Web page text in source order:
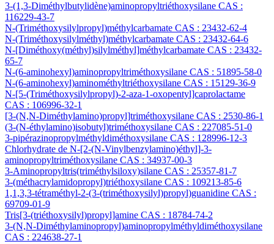
3-(1,3-Diméthylbutylidène)aminopropyltriéthoxysilane CAS :
116229-43-7
N-(Triméthoxysilylpropyl)méthylcarbamate CAS : 23432-62-4
N-(Triméthoxysilylméthyl)méthylcarbamate CAS : 23432-64-6
N-[Diméthoxy(méthyl)silylméthyl]méthylcarbamate CAS : 23432-
65-7
N-(6-aminohexyl)aminopropyltriméthoxysilane CAS : 51895-58-0
N-(6-aminohexyl)aminométhyltriéthoxysilane CAS : 15129-36-9
N-[5-(Triméthoxysilylpropyl)-2-aza-1-oxopentyl]caprolactame
CAS : 106996-32-1
[3-(N,N-Diméthylamino)propyl]triméthoxysilane CAS : 2530-86-1
(3-(N-éthylamino)isobutyl)triméthoxysilane CAS : 227085-51-0
3-pipérazinopropylméthyldiméthoxysilane CAS : 128996-12-3
Chlorhydrate de N-[2-(N-Vinylbenzylamino)éthyl]-3-
aminopropyltriméthoxysilane CAS : 34937-00-3
3-Aminopropyltris(triméthylsiloxy)silane CAS : 25357-81-7
3-(méthacrylamidopropyl)triéthoxysilane CAS : 109213-85-6
1,1,3,3-tétraméthyl-2-(3-(triméthoxysilyl)propyl)guanidine CAS :
69709-01-9
Tris[3-(triéthoxysilyl)propyl]amine CAS : 18784-74-2
3-(N,N-Diméthylaminopropyl)aminopropylméthyldiméthoxysilane
CAS : 224638-27-1